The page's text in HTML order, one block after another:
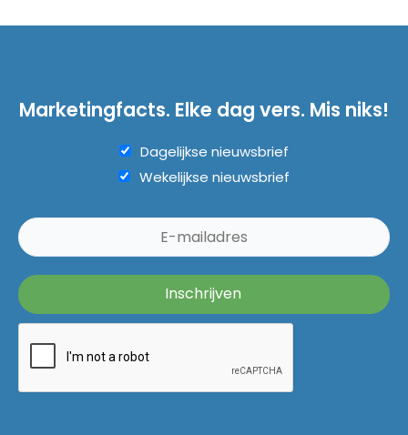
Marketingfacts. Elke dag vers. Mis niks!
Dagelijkse nieuwsbrief
Wekelijkse nieuwsbrief